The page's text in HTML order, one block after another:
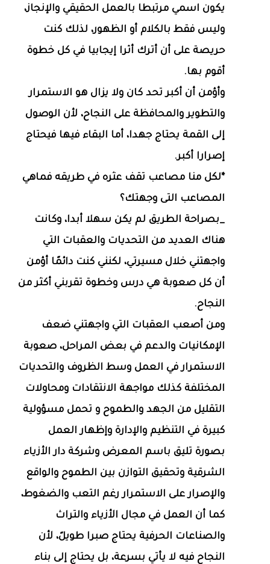
يكون اسمي مرتبطا بالعمل الحقيقي والإنجاز،
وليس فقط بالكلام أو الظهور، لذلك كنت
حريصة على أن أترك أثرا إيجابيا في كل خطوة
أقوم بها.
وأؤمن أن أكبر تحد كان ولا يزال هو الاستمرار
والتطوير والمحافظة على النجاح، لأن الوصول
إلى القمة يحتاج جهدا، أما البقاء فيها فيحتاج
إصرارا أكبر.
*لكل منا مصاعب تقف عثره في طريقه فماهي
المصاعب التى وجهتك؟
_بصراحة الطريق لم يكن سهلا أبدا، وكانت
هناك العديد من التحديات والعقبات التي
واجهتني خلال مسيرتي، لكنني كنت دائمًا أؤمن
أن كل صعوبة هي درس وخطوة تقربني أكثر من
النجاح.
ومن أصعب العقبات التي واجهتني ضعف
الإمكانيات والدعم في بعض المراحل، صعوبة
الاستمرار في العمل وسط الظروف والتحديات
المختلفة كذلك مواجهة الانتقادات ومحاولات
التقليل من الجهد والطموح و تحمل مسؤولية
كبيرة في التنظيم والإدارة وإظهار العمل
بصورة تليق باسم المعرض وشركة دار الأزياء
الشرقية وتحقيق التوازن بين الطموح والواقع
والإصرار على الاستمرار رغم التعب والضغوط،
كما أن العمل في مجال الأزياء والتراث
والصناعات الحرفية يحتاج صبرا طويلً، لأن
النجاح فيه لا يأتي بسرعة، بل يحتاج إلى بناء